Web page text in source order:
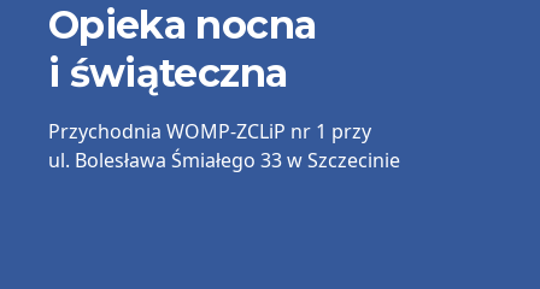
kontaktowe
Opieka nocna
i świąteczna
Przychodnia WOMP-ZCLiP nr 1 przy
ul. Bolesława Śmiałego 33 w Szczecinie